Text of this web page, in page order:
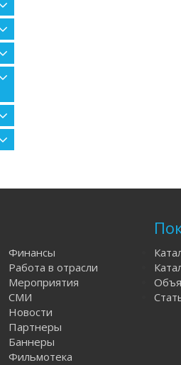
Финансы
Работа в отрасли
Мероприятия
СМИ
Новости
Партнеры
Баннеры
Фильмотека